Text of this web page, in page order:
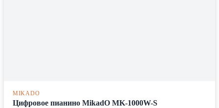
MIKADO
Цифровое пианино MikadO MK-1000W-S